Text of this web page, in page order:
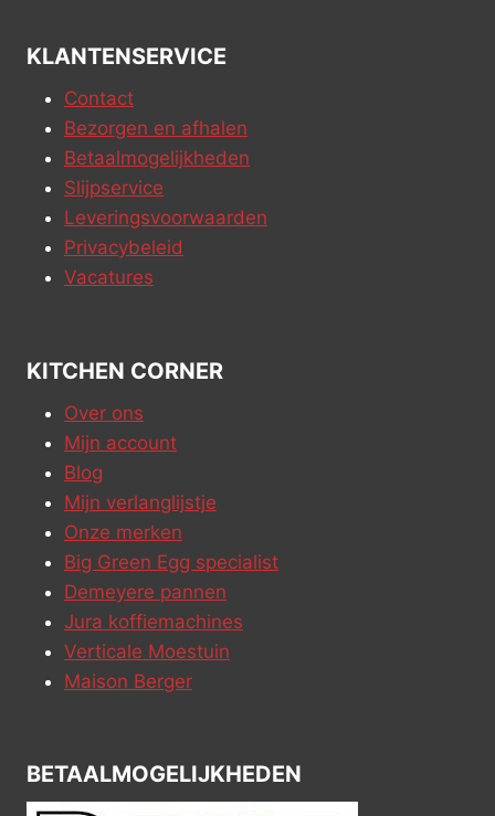
KLANTENSERVICE
Contact
Bezorgen en afhalen
Betaalmogelijkheden
Slijpservice
Leveringsvoorwaarden
Privacybeleid
Vacatures
KITCHEN CORNER
Over ons
Mijn account
Blog
Mijn verlanglijstje
Onze merken
Big Green Egg specialist
Demeyere pannen
Jura koffiemachines
Verticale Moestuin
Maison Berger
BETAALMOGELIJKHEDEN